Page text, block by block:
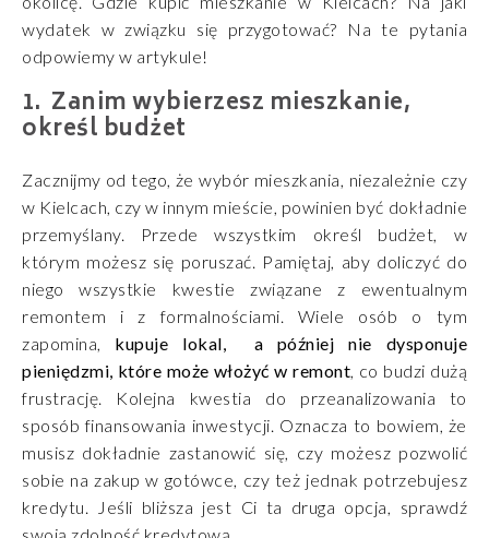
wydatek w związku się przygotować? Na te pytania
odpowiemy w artykule!
Zanim wybierzesz mieszkanie,
określ budżet
Zacznijmy od tego, że wybór mieszkania, niezależnie czy
w Kielcach, czy w innym mieście, powinien być dokładnie
przemyślany. Przede wszystkim określ budżet, w
którym możesz się poruszać. Pamiętaj, aby doliczyć do
niego wszystkie kwestie związane z ewentualnym
remontem i z formalnościami. Wiele osób o tym
zapomina, kupuje lokal, a później nie dysponuje
pieniędzmi, które może włożyć w remont , co budzi dużą
frustrację. Kolejna kwestia do przeanalizowania to
sposób finansowania inwestycji. Oznacza to bowiem, że
musisz dokładnie zastanowić się, czy możesz pozwolić
sobie na zakup w gotówce, czy też jednak potrzebujesz
kredytu. Jeśli bliższa jest Ci ta druga opcja, sprawdź
swoją zdolność kredytową.